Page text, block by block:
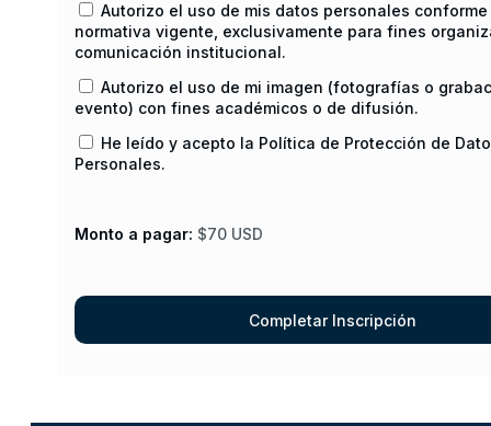
Autorizo el uso de mis datos personales
normativa vigente, exclusivamente para fines
comunicación institucional.
Autorizo el uso de mi imagen (fotografías o
evento) con fines académicos o de difusión.
He leído y acepto la Política de Protección de
Personales.
Monto a pagar: $70 USD